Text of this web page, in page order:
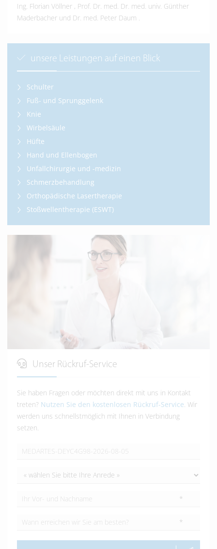
Ing. Florian Völlner , Prof. Dr. med. Dr. med. univ. Günther
Maderbacher und Dr. med. Peter Daum .
unsere Leistungen auf einen Blick
Schulter
Fuß- und Sprunggelenk
Knie
Wirbelsäule
Hüfte
Hand und Ellenbogen
Unfallchirurgie und -medizin
Schmerzbehandlung
Orthopädische Lasertherapie
Stoßwellentherapie (ESWT)
Unser Rückruf-Service
Sie haben Fragen oder möchten direkt mit uns in Kontakt
treten? Nutzen Sie den kostenlosen Rückruf-Service. Wir
werden uns schnellstmöglich mit Ihnen in Verbindung
setzen.
*
*